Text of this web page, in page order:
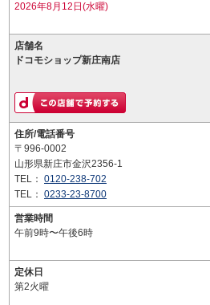
2026年8月12日(水曜)
店舗名
ドコモショップ新庄南店
住所/電話番号
〒996-0002
山形県新庄市金沢2356-1
TEL： 0120-238-702
TEL： 0233-23-8700
営業時間
午前9時〜午後6時
定休日
第2火曜